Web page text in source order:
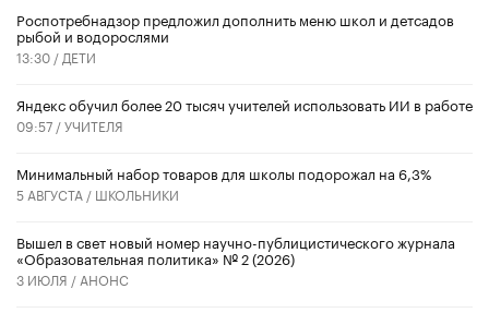
Роспотребнадзор предложил дополнить меню школ и детсадов
рыбой и водорослями
13:30 / ДЕТИ
​Яндекс обучил более 20 тысяч учителей использовать ИИ в работе
09:57 /УЧИТЕЛЯ
Минимальный набор товаров для школы подорожал на 6,3%
5 АВГУСТА / ШКОЛЬНИКИ
Вышел в свет новый номер научно-публицистического журнала
«Образовательная политика» № 2 (2026)
3 ИЮЛЯ / АНОНС